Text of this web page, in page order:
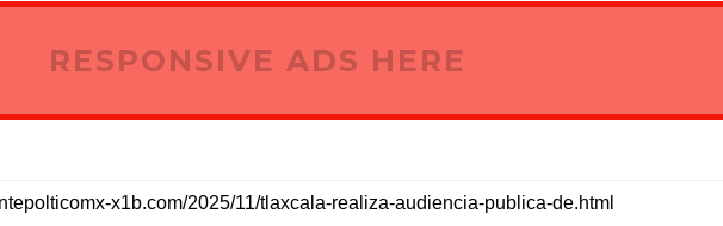
RESPONSIVE ADS HERE